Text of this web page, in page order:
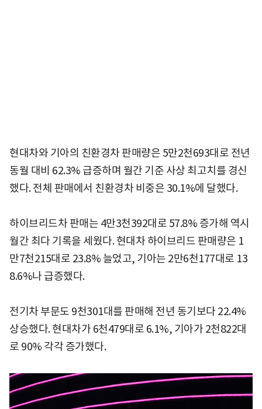
현대차와 기아의 친환경차 판매량은 5만2천693대로 전년
동월 대비 62.3% 급증하며 월간 기준 사상 최고치를 경신
했다. 전체 판매에서 친환경차 비중은 30.1%에 달했다.
하이브리드차 판매는 4만3천392대로 57.8% 증가해 역시
월간 최다 기록을 세웠다. 현대차 하이브리드 판매량은 1
만7천215대로 23.8% 늘었고, 기아는 2만6천177대로 13
8.6%나 급증했다.
전기차 부문도 9천301대를 판매해 전년 동기보다 22.4%
상승했다. 현대차가 6천479대로 6.1%, 기아가 2천822대
로 90% 각각 증가했다.